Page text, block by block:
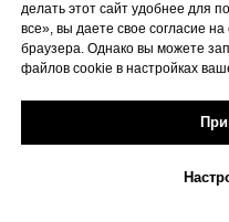
делать этот сайт удобнее для
все», вы даете свое согласие
браузера. Однако вы можете
файлов cookie в настройках
Производство